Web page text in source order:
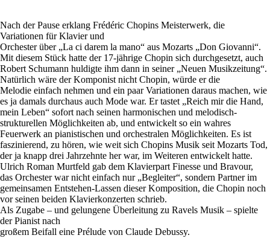
Nach der Pause erklang Frédéric Chopins Meisterwerk, die
Variationen für Klavier und
Orchester über „La ci darem la mano“ aus Mozarts „Don Giovanni“.
Mit diesem Stück hatte der 17-jährige Chopin sich durchgesetzt, auch
Robert Schumann huldigte ihm dann in seiner „Neuen Musikzeitung“.
Natürlich wäre der Komponist nicht Chopin, würde er die
Melodie einfach nehmen und ein paar Variationen daraus machen, wie
es ja damals durchaus auch Mode war. Er tastet „Reich mir die Hand,
mein Leben“ sofort nach seinen harmonischen und melodisch-
strukturellen Möglichkeiten ab, und entwickelt so ein wahres
Feuerwerk an pianistischen und orchestralen Möglichkeiten. Es ist
faszinierend, zu hören, wie weit sich Chopins Musik seit Mozarts Tod,
der ja knapp drei Jahrzehnte her war, im Weiteren entwickelt hatte.
Ulrich Roman Murtfeld gab dem Klavierpart Finesse und Bravour,
das Orchester war nicht einfach nur „Begleiter“, sondern Partner im
gemeinsamen Entstehen-Lassen dieser Komposition, die Chopin noch
vor seinen beiden Klavierkonzerten schrieb.
Als Zugabe – und gelungene Überleitung zu Ravels Musik – spielte
der Pianist nach
großem Beifall eine Prélude von Claude Debussy.